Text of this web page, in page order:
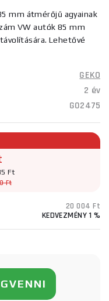
mm átmérőjű agyainak
VW autók 85 mm
Lehetővé
GEKO
2 év
G02475
Ft
Ft
20 004 Ft
KEDVEZMÉNY 1 %